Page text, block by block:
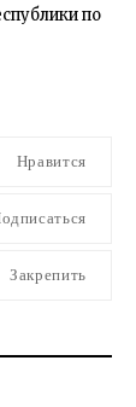
по
Нравится
Закрепить